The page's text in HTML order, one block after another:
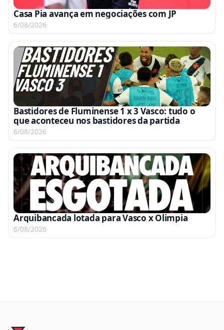
Casa Pia avança em negociações com JP
6/08/2026
Bastidores de Fluminense 1 x 3 Vasco: tudo o
que aconteceu nos bastidores da partida
6/08/2026
Arquibancada lotada para Vasco x Olimpia
6/08/2026